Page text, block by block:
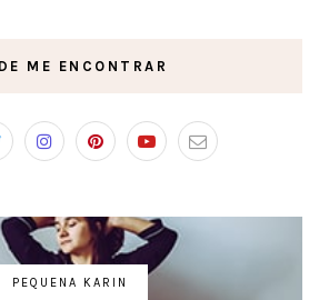
ME ENCONTRAR
PEQUENA KARIN